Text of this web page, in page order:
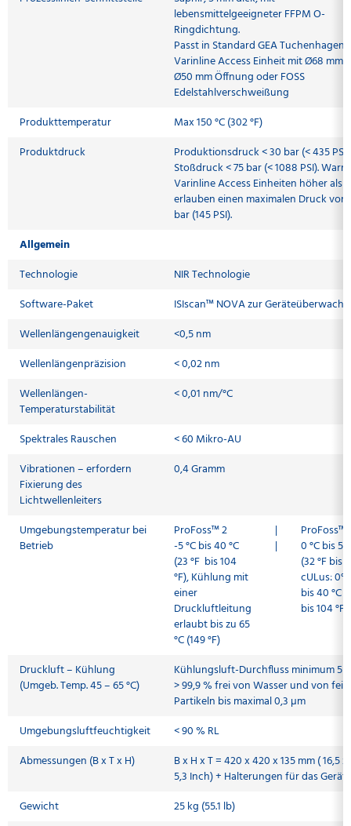
lebensmittelgeeigneter FFPM O-
Ringdichtung.
Passt in Standard GEA Tuchenhagen
Varinline Access Einheit mit Ø68 mm
Ø50 mm Öffnung oder FOSS
Edelstahlverschweißung
Produkttemperatur
Max 150 °C (302 °F)
Produktdruck
Produktionsdruck < 30 bar (< 435 PSI).
Stoßdruck < 75 bar (< 1088 PSI).
Varinline Access Einheiten höher als
erlauben einen maximalen Druck von
bar (145 PSI).
Allgemein
Technologie
NIR Technologie
Software-Paket
ISIscan™ NOVA zur
Wellenlängengenauigkeit
<0,5 nm
Wellenlängenpräzision
< 0,02 nm
Wellenlängen-
Temperaturstabilität
< 0,01 nm/°C
Spektrales Rauschen
< 60 Mikro-AU
Vibrationen – erfordern
Fixierung des
Lichtwellenleiters
0,4 Gramm
Umgebungstemperatur bei
Betrieb
ProFoss™ 2
-5 °C bis 40 °C
(23 °F bis 104
°F), Kühlung mit
einer
Druckluftleitung
erlaubt bis zu 65
°C (149 °F)
|
|
ProFoss™
0 °C bis 50
(32 °F bis
cULus: 0°C
bis 40 °C
bis 104 °F)
Druckluft – Kühlung
(Umgeb. Temp. 45 – 65 °C)
Kühlungsluft-Durchfluss minimum 5
> 99,9 % frei von Wasser und von
Partikeln bis maximal 0,3 µm
Umgebungsluftfeuchtigkeit
< 90 % RL
Abmessungen (B x T x H)
B x H x T = 420 x 420 x 135 mm ( 16,5 x
5,3 Inch) + Halterungen für das Gerät
Gewicht
25 kg (55.1 lb)